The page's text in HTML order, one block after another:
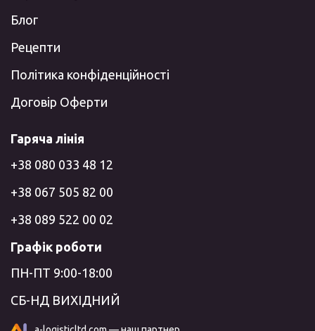
Блог
Рецепти
Політика конфіденційності
Договір Оферти
Гаряча лінія
+38 080 033 48 12
+38 067 505 82 00
+38 089 522 00 02
Графік роботи
ПН-ПТ 9:00-18:00
СБ-НД ВИХІДНИЙ